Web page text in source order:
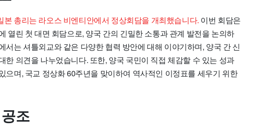
총리는 라오스 비엔티안에서 정상회담을 개최했습니다. 이번 회담은
열린 첫 대면 회담으로, 양국 간의 긴밀한 소통과 관계 발전을 논의하
서는 셔틀외교와 같은 다양한 협력 방안에 대해 이야기하며, 양국 간 신
한 의견을 나누었습니다. 또한, 양국 국민이 직접 체감할 수 있는 성과
으며, 국교 정상화 60주년을 맞이하여 역사적인 이정표를 세우기 위한
조